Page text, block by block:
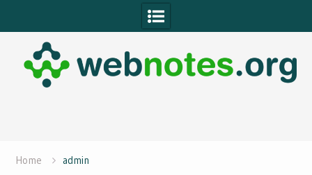
to
content
Home admin